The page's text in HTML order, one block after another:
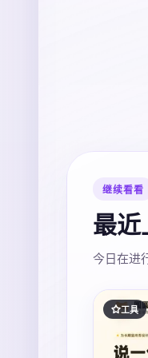
继续看看
最近
今日在进
工具